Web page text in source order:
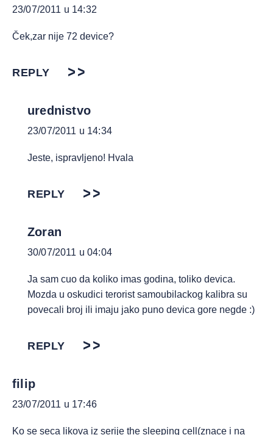
23/07/2011 u 14:32
Ček,zar nije 72 device?
REPLY
urednistvo
23/07/2011 u 14:34
Jeste, ispravljeno! Hvala
REPLY
Zoran
30/07/2011 u 04:04
Ja sam cuo da koliko imas godina, toliko devica.
Mozda u oskudici terorist samoubilackog kalibra su
povecali broj ili imaju jako puno devica gore negde :)
REPLY
filip
23/07/2011 u 17:46
Ko se seca likova iz serije the sleeping cell(znace i na